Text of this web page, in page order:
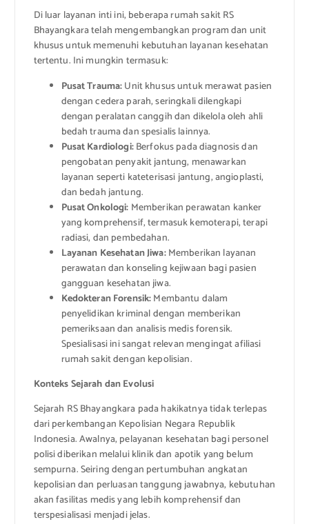
Di luar layanan inti ini, beberapa rumah sakit RS
Bhayangkara telah mengembangkan program dan unit
khusus untuk memenuhi kebutuhan layanan kesehatan
tertentu. Ini mungkin termasuk:
Pusat Trauma:Unit khusus untuk merawat pasien
dengan cedera parah, seringkali dilengkapi
dengan peralatan canggih dan dikelola oleh ahli
bedah trauma dan spesialis lainnya.
Pusat Kardiologi:Berfokus pada diagnosis dan
pengobatan penyakit jantung, menawarkan
layanan seperti kateterisasi jantung, angioplasti,
dan bedah jantung.
Pusat Onkologi: Memberikan perawatan kanker
yang komprehensif, termasuk kemoterapi, terapi
radiasi, dan pembedahan.
Layanan Kesehatan Jiwa:Memberikan layanan
perawatan dan konseling kejiwaan bagi pasien
gangguan kesehatan jiwa.
Kedokteran Forensik:Membantu dalam
penyelidikan kriminal dengan memberikan
pemeriksaan dan analisis medis forensik.
Spesialisasi ini sangat relevan mengingat afiliasi
rumah sakit dengan kepolisian.
Konteks Sejarah dan Evolusi
Sejarah RS Bhayangkara pada hakikatnya tidak terlepas
dari perkembangan Kepolisian Negara Republik
Indonesia. Awalnya, pelayanan kesehatan bagi personel
polisi diberikan melalui klinik dan apotik yang belum
sempurna. Seiring dengan pertumbuhan angkatan
kepolisian dan perluasan tanggung jawabnya, kebutuhan
akan fasilitas medis yang lebih komprehensif dan
terspesialisasi menjadi jelas.